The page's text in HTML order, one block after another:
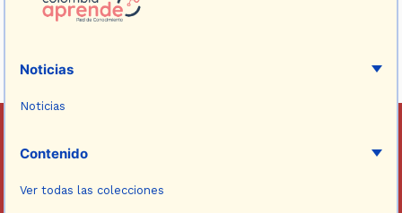
Noticias
Noticias
Contenido
Ver todas las colecciones